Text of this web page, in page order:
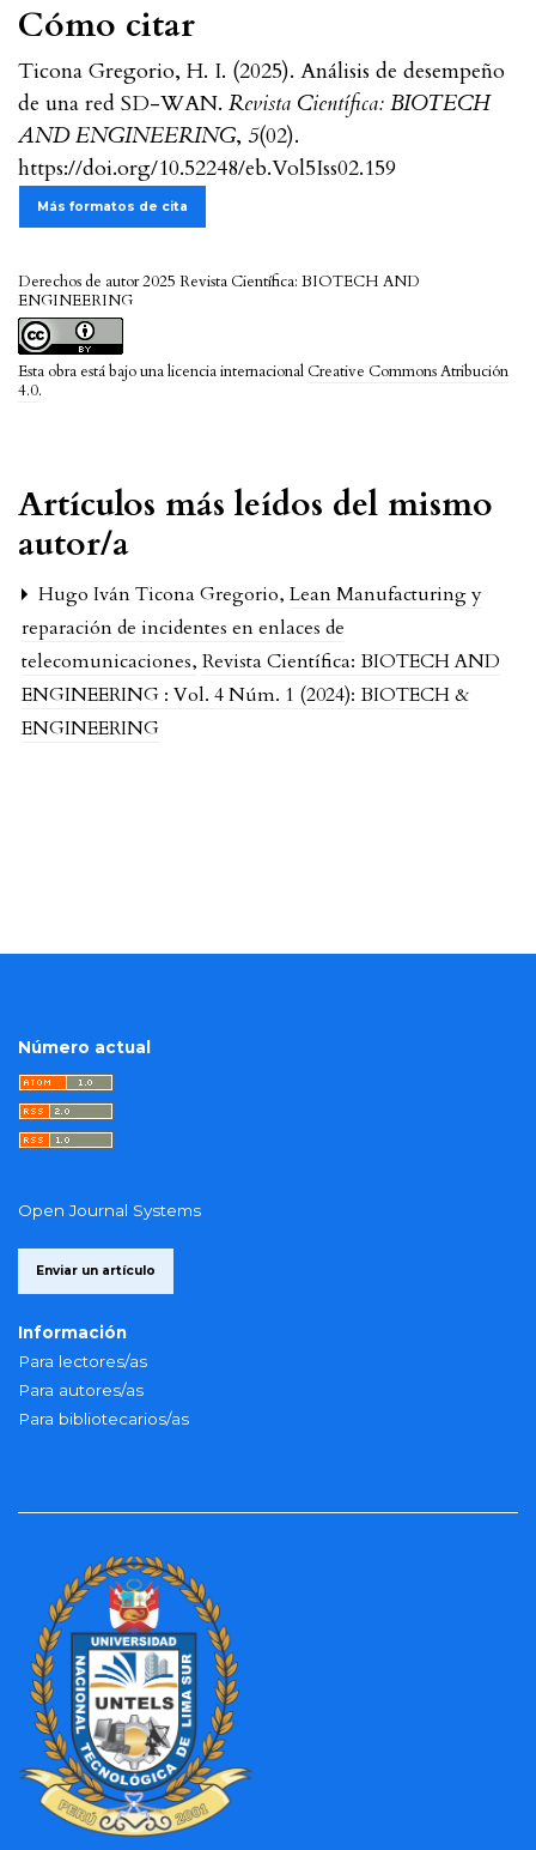
Cómo citar
Ticona Gregorio, H. I. (2025). Análisis de desempeño
de una red SD-WAN. Revista Científica: BIOTECH
AND ENGINEERING, 5(02).
https://doi.org/10.52248/eb.Vol5Iss02.159
Más formatos de cita
Derechos de autor 2025 Revista Científica: BIOTECH AND
ENGINEERING
Esta obra está bajo una licencia internacional Creative Commons Atribución
4.0.
Artículos más leídos del mismo
autor/a
Hugo Iván Ticona Gregorio, Lean Manufacturing y
reparación de incidentes en enlaces de
telecomunicaciones, Revista Científica: BIOTECH AND
ENGINEERING : Vol. 4 Núm. 1 (2024): BIOTECH &
ENGINEERING
Número actual
Open Journal Systems
Enviar un artículo
Información
Para lectores/as
Para autores/as
Para bibliotecarios/as